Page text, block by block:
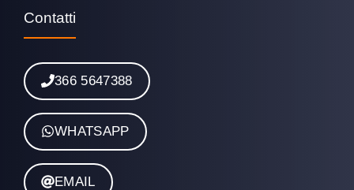
Contatti
366 5647388
WHATSAPP
EMAIL